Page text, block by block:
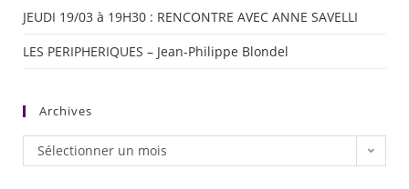
JEUDI 19/03 à 19H30 : RENCONTRE AVEC ANNE SAVELLI
LES PERIPHERIQUES – Jean-Philippe Blondel
Archives
Sélectionner un mois